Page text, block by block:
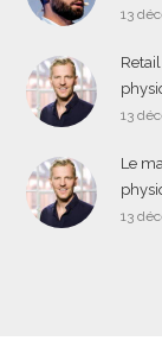
13
13
Le
13